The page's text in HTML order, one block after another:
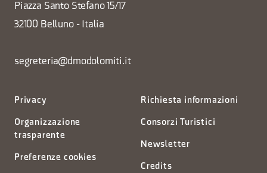
Piazza Santo Stefano 15/17
32100 Belluno - Italia
segreteria@dmodolomiti.it
Privacy
Organizzazione
trasparente
Preferenze cookies
Richiesta informazioni
Consorzi Turistici
Newsletter
Credits